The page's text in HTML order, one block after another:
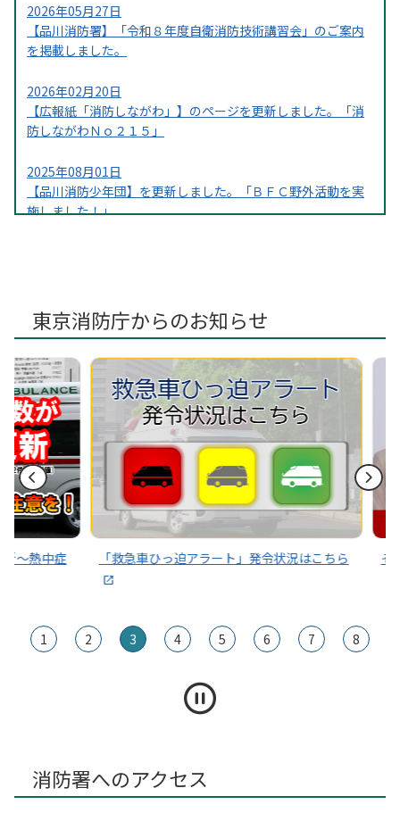
2026年05月27日
【品川消防署】「令和８年度自衛消防技術講習会」のご案内
を掲載しました。
2026年02月20日
【広報紙「消防しながわ」】のページを更新しました。「消
防しながわＮｏ２１５」
2025年08月01日
【品川消防少年団】を更新しました。「ＢＦＣ野外活動を実
施しました！」
東京消防庁からのお知らせ
中症 「救急車ひっ迫アラート」発令状況はこちら その
1 2 3 4 5 6 7 8
消防署へのアクセス